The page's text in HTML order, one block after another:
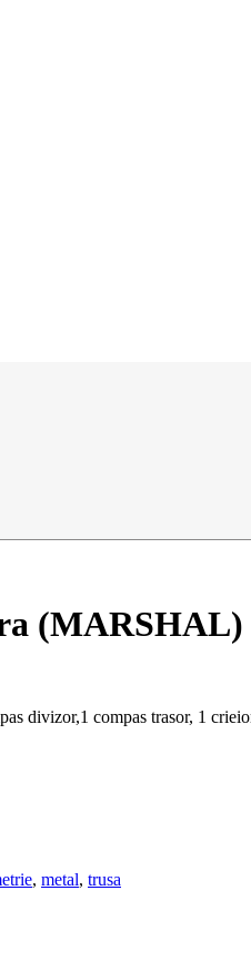
(MARSHAL)
divizor,1 compas trasor, 1
, metal, trusa